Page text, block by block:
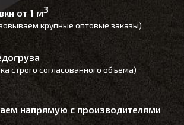
от 1 м3
крупные оптовые заказы)
строго согласованного объема)
напрямую с производителями